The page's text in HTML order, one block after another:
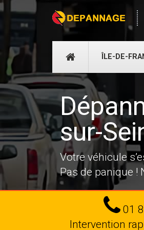
DÉPANNAGE
ÎLE-DE-
sur-
Votre véhicule
Pas de panique !
01
Intervention